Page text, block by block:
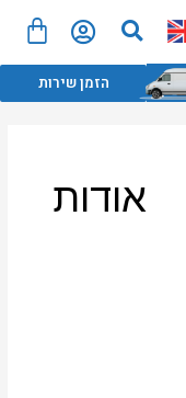
חיפוש
הזמן שירות
אודות